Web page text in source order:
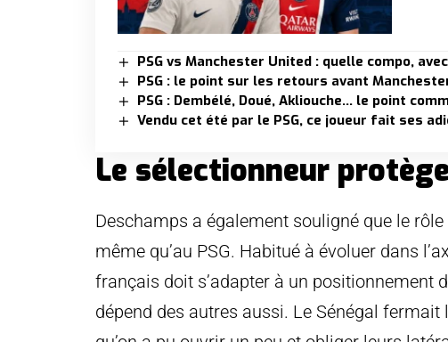
PSG vs Manchester United : quelle compo,
PSG : le point sur les retours avant
PSG : Dembélé, Doué, Akliouche… le point
Vendu cet été par le PSG, ce joueur fait ses
Le sélectionneur
Deschamps a également souligné que le
même qu’au PSG. Habitué à évoluer dans
français doit s’adapter à un positionnement
dépend des autres aussi. Le Sénégal fermait